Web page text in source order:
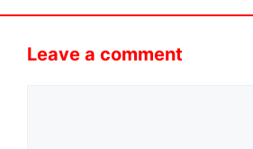
Leave a comment